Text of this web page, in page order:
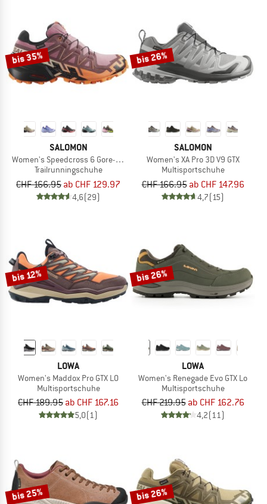
bis 35%
SALOMON
Women's Speedcross 6 Gore-Tex
Trailrunningschuhe
CHF 166.95 ab CHF 129.97
4,6(29)
bis 26%
SALOMON
Women's XA Pro 3D V9 GTX
Multisportschuhe
CHF 166.95 ab CHF 147.96
4,7(15)
bis 12%
LOWA
Women's Maddox Pro GTX LO
Multisportschuhe
CHF 189.95 ab CHF 167.16
5,0(1)
bis 26%
LOWA
Women's Renegade Evo GTX Lo
Multisportschuhe
CHF 219.95 ab CHF 162.76
4,2(11)
bis 25% bis 26%